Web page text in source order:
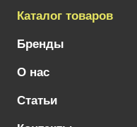
Каталог товаров
Бренды
О нас
Статьи